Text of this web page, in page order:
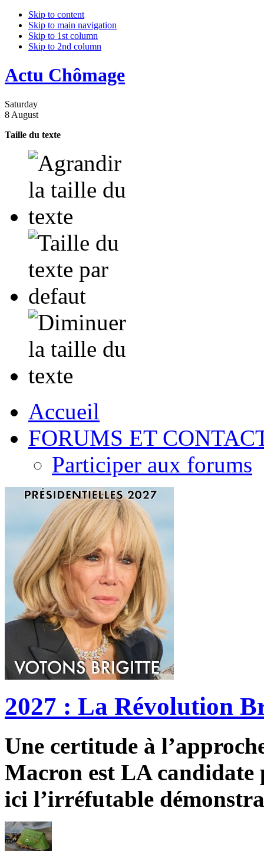
Skip to content
Skip to main navigation
Skip to 1st column
Skip to 2nd column
Actu Chômage
Saturday
8 August
Taille du texte
Accueil
FORUMS ET
Participer aux forums
2027 : La Révolution
Une certitude à
Macron est LA candidate
ici l’irréfutable